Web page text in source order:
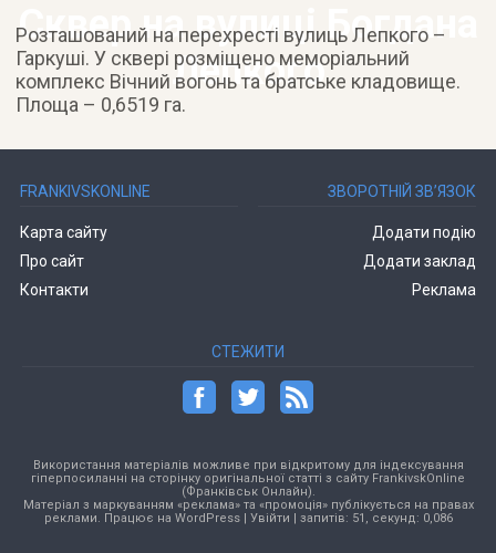
Сквер на вулиці Богдана
Лепкого
Розташований на перехресті вулиць Лепкого –
Гаркуші. У сквері розміщено меморіальний
комплекс Вічний вогонь та братське кладовище.
Площа – 0,6519 га.
FRANKIVSKONLINE
Карта сайту
Про сайт
Контакти
ЗВОРОТНІЙ ЗВ’ЯЗОК
Додати подію
Додати заклад
Реклама
СТЕЖИТИ
Використання матеріалів можливе при відкритому для індексування
гіперпосиланні на сторінку оригінальної статті з сайту FrankivskOnline
(Франківськ Онлайн).
Матеріал з маркуванням «реклама» та «промоція» публікується на правах
реклами. Працює на WordPress| Увійти | запитів: 51, секунд: 0,086